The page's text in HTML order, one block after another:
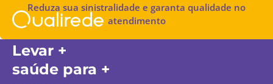
Reduza sua sinistralidade e garanta qualidade no
atendimento
Levar +
saúde para +